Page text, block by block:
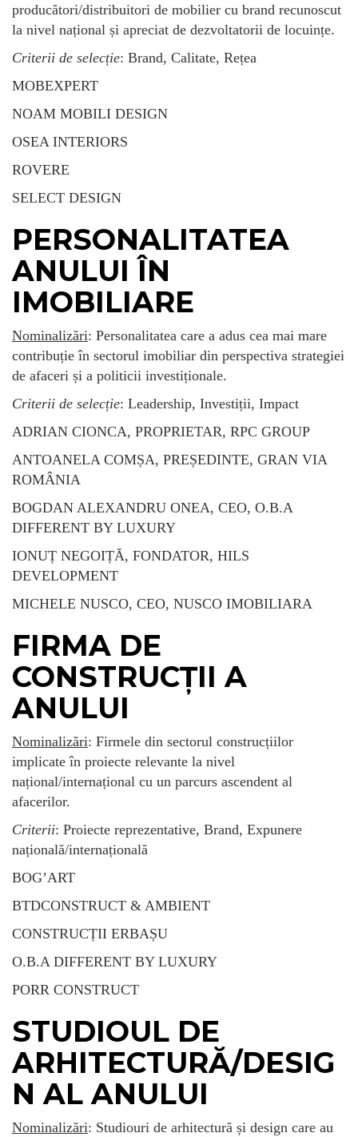
producători/distribuitori de mobilier cu brand recunoscut
la nivel național și apreciat de dezvoltatorii de locuințe.
Criterii de selecție: Brand, Calitate, Rețea
MOBEXPERT
NOAM MOBILI DESIGN
OSEA INTERIORS
ROVERE
SELECT DESIGN
PERSONALITATEA
ANULUI ÎN
IMOBILIARE
Nominalizări: Personalitatea care a adus cea mai mare
contribuție în sectorul imobiliar din perspectiva strategiei
de afaceri și a politicii investiționale.
Criterii de selecție: Leadership, Investiții, Impact
ADRIAN CIONCA, PROPRIETAR, RPC GROUP
ANTOANELA COMȘA, PREȘEDINTE, GRAN VIA
ROMÂNIA
BOGDAN ALEXANDRU ONEA, CEO, O.B.A
DIFFERENT BY LUXURY
IONUȚ NEGOIȚĂ, FONDATOR, HILS
DEVELOPMENT
MICHELE NUSCO, CEO, NUSCO IMOBILIARA
FIRMA DE
CONSTRUCȚII A
ANULUI
Nominalizări: Firmele din sectorul construcțiilor
implicate în proiecte relevante la nivel
național/internațional cu un parcurs ascendent al
afacerilor.
Criterii: Proiecte reprezentative, Brand, Expunere
națională/internațională
BOG’ART
BTDCONSTRUCT & AMBIENT
CONSTRUCȚII ERBAȘU
O.B.A DIFFERENT BY LUXURY
PORR CONSTRUCT
STUDIOUL DE
ARHITECTURĂ/DESIG
N AL ANULUI
Nominalizări: Studiouri de arhitectură și design care au